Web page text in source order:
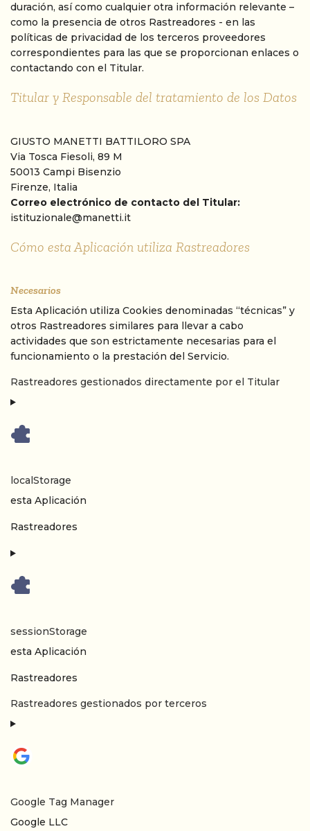
duración, así como cualquier otra información relevante –
como la presencia de otros Rastreadores - en las
políticas de privacidad de los terceros proveedores
correspondientes para las que se proporcionan enlaces o
contactando con el Titular.
Titular y Responsable del tratamiento de los Datos
GIUSTO MANETTI BATTILORO SPA
Via Tosca Fiesoli, 89 M
50013 Campi Bisenzio
Firenze, Italia
Correo electrónico de contacto del Titular:
istituzionale@manetti.it
Cómo esta Aplicación utiliza Rastreadores
Necesarios
Esta Aplicación utiliza Cookies denominadas “técnicas” y
otros Rastreadores similares para llevar a cabo
actividades que son estrictamente necesarias para el
funcionamiento o la prestación del Servicio.
Rastreadores gestionados directamente por el Titular
localStorage
Empresa:
esta Aplicación
Datos Personales tratados:
Rastreadores
sessionStorage
Empresa:
esta Aplicación
Datos Personales tratados:
Rastreadores
Rastreadores gestionados por terceros
Google Tag Manager
Empresa:
Google LLC